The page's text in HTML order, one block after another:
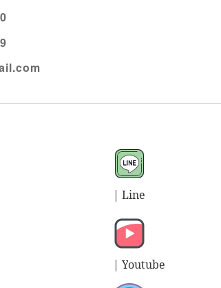
| Line
| Youtube